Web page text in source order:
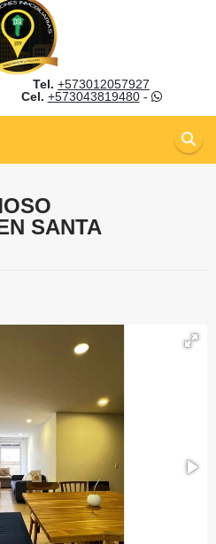
Tel. +573012057927
Cel. +573043819480-
SANTA